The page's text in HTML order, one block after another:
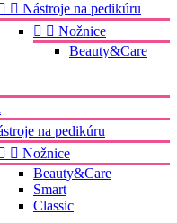
  Nástroje na pedikúru
  Nožnice
Beauty&Care
na pedikúru
  Nožnice
Beauty&Care
Smart
Classic